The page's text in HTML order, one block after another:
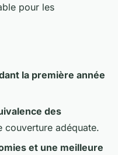
pour les
la première année
des
couverture adéquate.
et une meilleure